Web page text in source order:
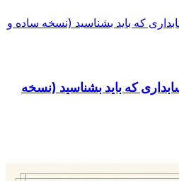
که باید بشناسید (نسخه